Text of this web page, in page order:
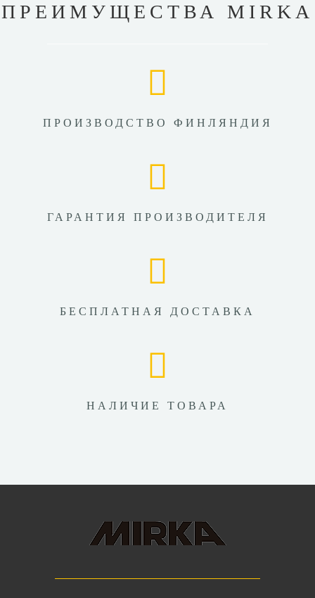
ПРЕИМУЩЕСТВА MIRKA
ПРОИЗВОДСТВО ФИНЛЯНДИЯ
ГАРАНТИЯ ПРОИЗВОДИТЕЛЯ
БЕСПЛАТНАЯ ДОСТАВКА
НАЛИЧИЕ ТОВАРА